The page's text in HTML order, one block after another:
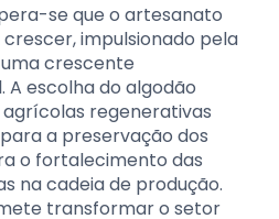
se que o artesanato
impulsionado pela
crescente
escolha do algodão
regenerativas
a preservação dos
o fortalecimento das
na cadeia de produção.
transformar o setor